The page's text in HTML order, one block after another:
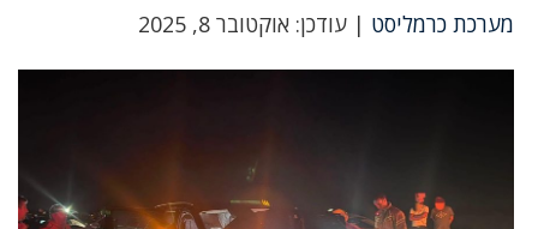
מערכת כרמליסט | עודכן: אוקטובר 8, 2025